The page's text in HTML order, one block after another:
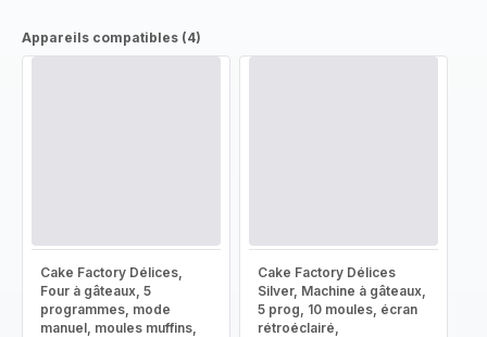
Appareils compatibles (4)
Cake Factory Délices,
Four à gâteaux, 5
programmes, mode
manuel, moules muffins,
Cake Factory Délices
Silver, Machine à gâteaux,
5 prog, 10 moules, écran
rétroéclairé,